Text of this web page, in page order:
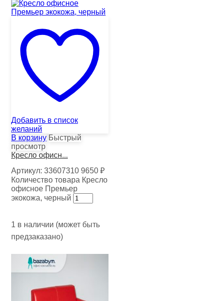
Добавить в список
желаний
В корзину Быстрый
просмотр
Кресло офисн...
Артикул: 33607310 9650 ₽
Количество товара Кресло
офисное Премьер
экокожа, черный
1 в наличии (может быть
предзаказано)